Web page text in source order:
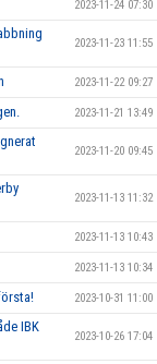
2023-11-24 07:30
2023-11-23 11:55
2023-11-22 09:27
2023-11-21 13:49
2023-11-20 09:45
2023-11-13 11:32
2023-11-13 10:43
2023-11-13 10:34
2023-10-31 11:00
IBK
2023-10-26 17:04